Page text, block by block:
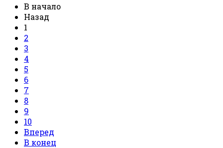
В начало
Назад
1
2
3
4
5
6
7
8
9
10
Вперед
В конец